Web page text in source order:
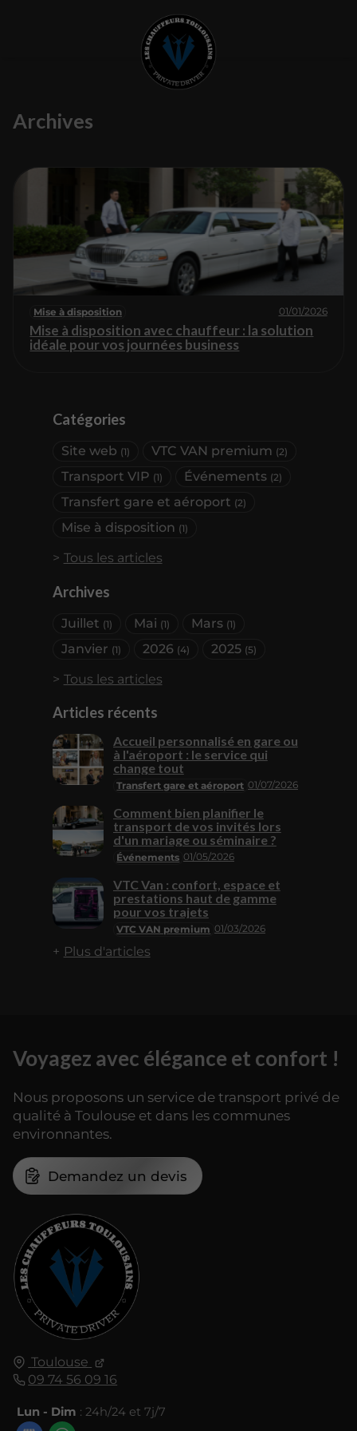
Catégories
Site web (1) VTC VAN premium (2)
Transport VIP (1) Événements (2)
Transfert gare et aéroport (2)
Mise à disposition (1)
Tous les articles
Archives
Juillet (1) Mai (1) Mars (1)
Janvier (1) 2026 (4) 2025 (5)
Tous les articles
Articles récents
Transfert gare et aéroport 01/07/2026
Accueil personnalisé en gare ou
à l'aéroport : le service qui
change tout
Événements 01/05/2026
Comment bien planifier le
transport de vos invités lors
d'un mariage ou séminaire ?
VTC VAN premium 01/03/2026
VTC Van : confort, espace et
prestations haut de gamme
pour vos trajets
Plus d'articles
Archives
Mise à disposition 01/01/2026
Mise à disposition avec chauffeur : la solution
idéale pour vos journées business
Toulouse
09 74 56 09 16
Lun - Dim : 24h/24 et 7j/7
Voyagez avec élégance et confort !
Nous proposons un service de transport privé de
qualité à Toulouse et dans les communes
environnantes.
Demandez un devis